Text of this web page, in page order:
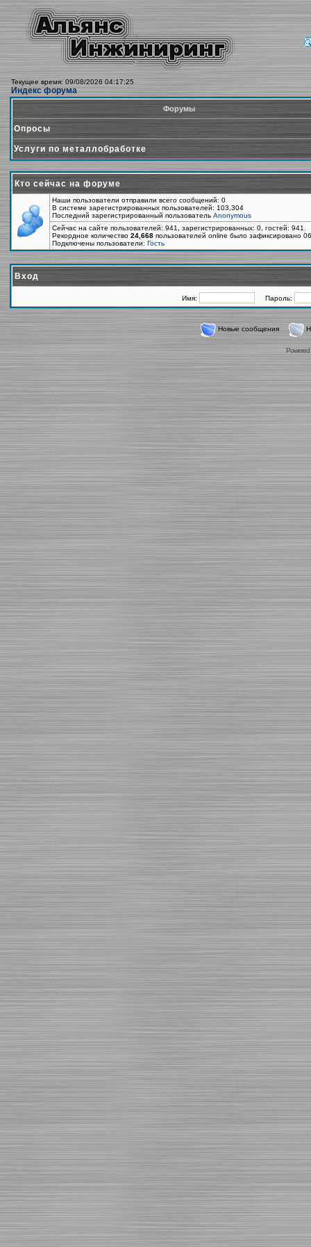
Текущее время: 09/08/2026 04:17:25
Индекс форума
Форумы
Опросы
Услуги по металлобработке
Кто сейчас на форуме
Наши пользователи отправили всего сообщений: 0
В системе зарегистрированных пользователей: 103,304
Последний зарегистрированный пользователь Anonymous
Сейчас на сайте пользователей: 941, зарегистрированных: 0, гостей:
Рекордное количество 24,668 пользователей online было зафиксировано
Подключены пользователи: Гость
Вход
Имя: Пароль:
Новые сообщения